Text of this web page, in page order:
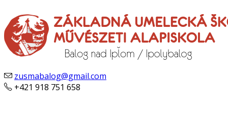
zusmabalog@gmail.com
+421 918 751 658